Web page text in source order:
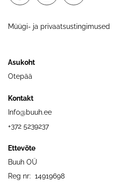
Müügi- ja privaatsustingimused
Asukoht
Otepää
Kontakt
Info@buuh.ee
+372 5239237
Ettevõte
Buuh OÜ
Reg nr: 14919698